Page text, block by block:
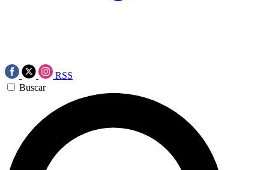
RSS
Buscar